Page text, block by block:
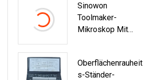
Sinowon
Toolmaker-
Mikroskop Mit
Oberflächenrauheit
S-Ständer-